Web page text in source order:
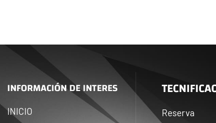
INFORMACIÓN DE INTERES
INICIO
Reserva